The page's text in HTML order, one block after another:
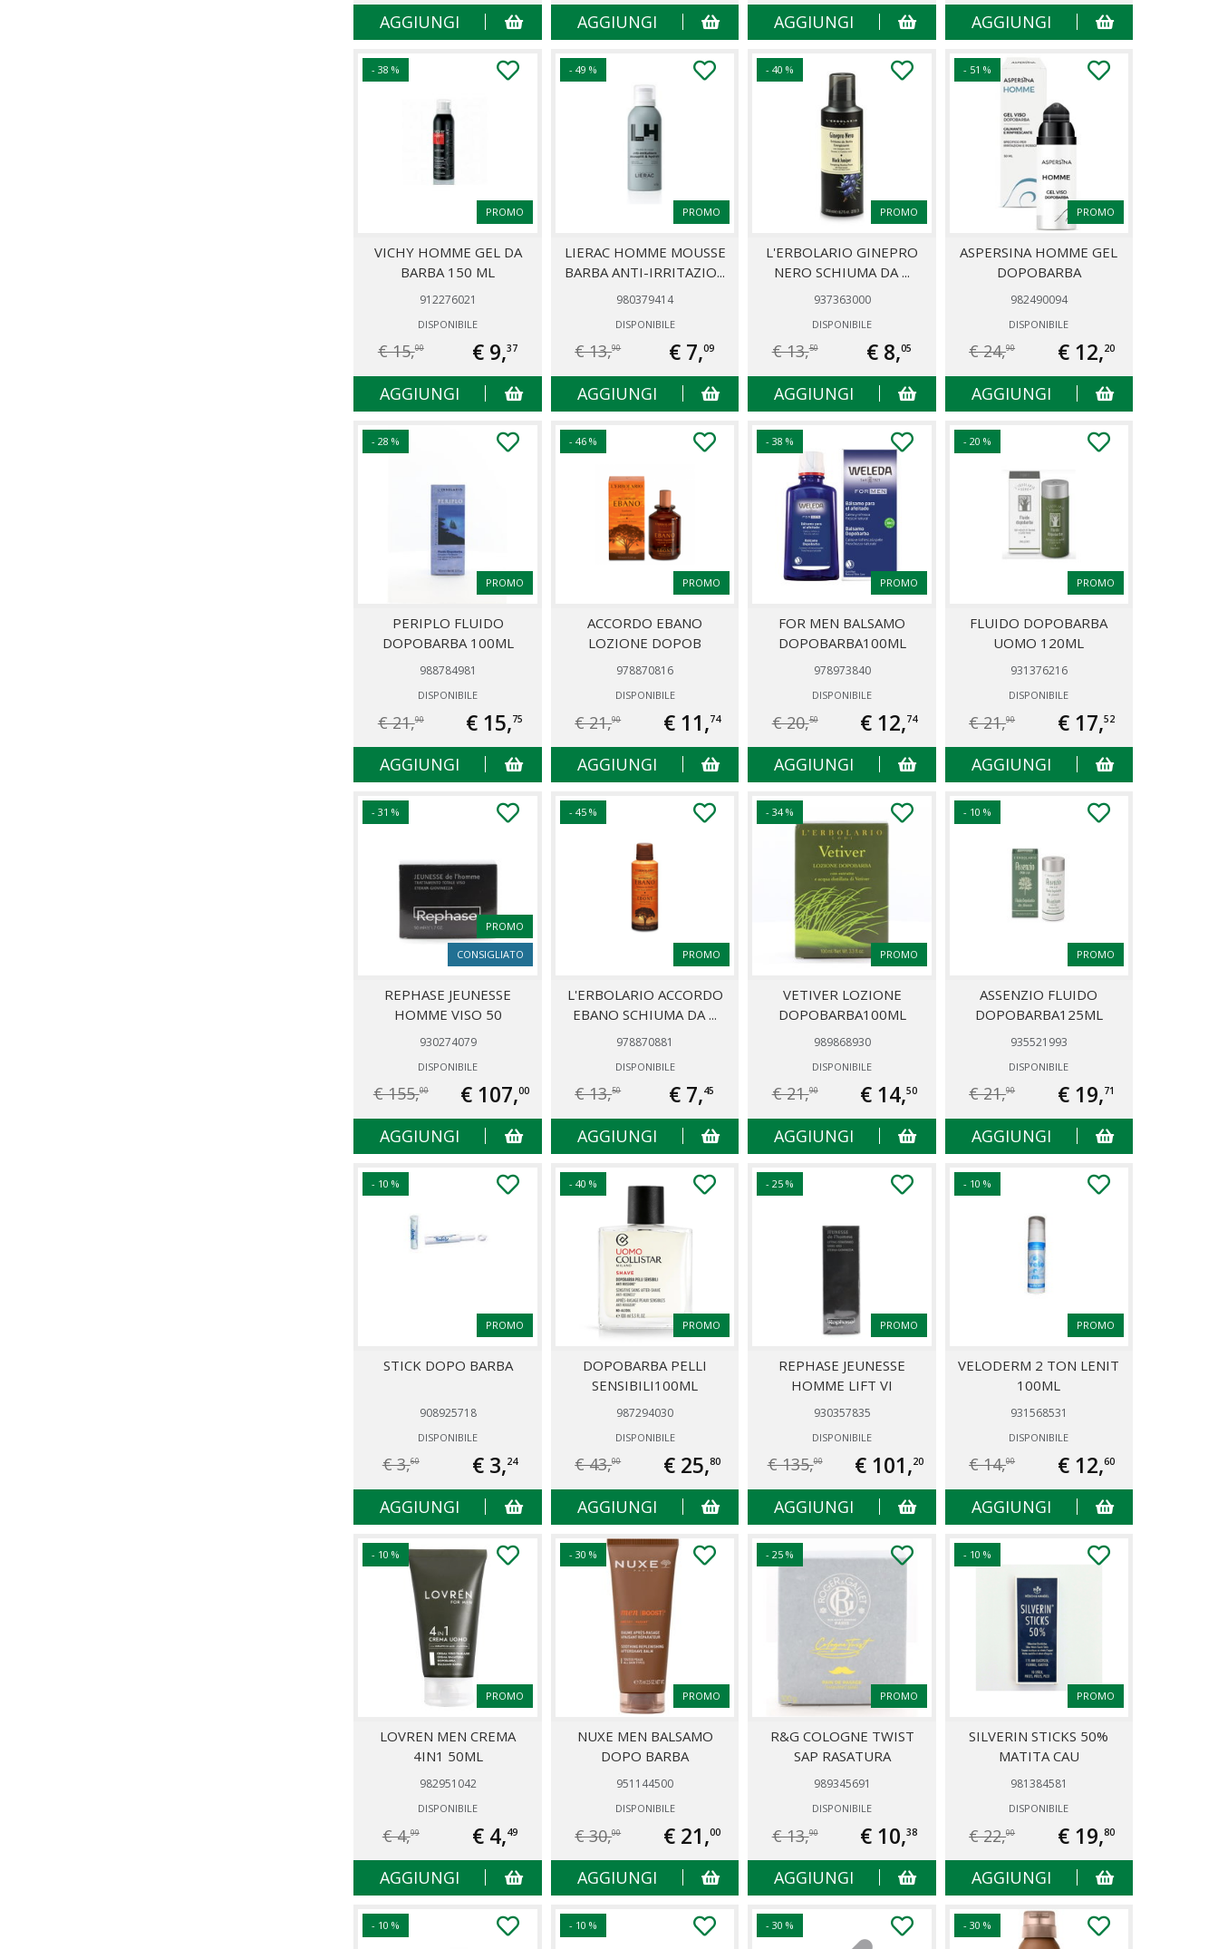
AGGIUNGI AGGIUNGI AGGIUNGI AGGIUNGI
- 38 %
PROMO
VICHY HOMME GEL DA
BARBA 150 ML
912276021
DISPONIBILE
€ 15,00 € 9,37
AGGIUNGI
- 49 %
PROMO
LIERAC HOMME MOUSSE
BARBA ANTI-IRRITAZIO...
980379414
DISPONIBILE
€ 13,90 € 7,09
AGGIUNGI
- 40 %
PROMO
L'ERBOLARIO GINEPRO
NERO SCHIUMA DA ...
937363000
DISPONIBILE
€ 13,50 € 8,05
AGGIUNGI
- 51 %
PROMO
ASPERSINA HOMME GEL
DOPOBARBA
982490094
DISPONIBILE
€ 24,90 € 12,20
AGGIUNGI
- 28 %
PROMO
PERIPLO FLUIDO
DOPOBARBA 100ML
988784981
DISPONIBILE
€ 21,90 € 15,75
AGGIUNGI
- 46 %
PROMO
ACCORDO EBANO
LOZIONE DOPOB
978870816
DISPONIBILE
€ 21,90 € 11,74
AGGIUNGI
- 38 %
PROMO
FOR MEN BALSAMO
DOPOBARBA100ML
978973840
DISPONIBILE
€ 20,50 € 12,74
AGGIUNGI
- 20 %
PROMO
FLUIDO DOPOBARBA
UOMO 120ML
931376216
DISPONIBILE
€ 21,90 € 17,52
AGGIUNGI
- 31 %
PROMO
CONSIGLIATO
REPHASE JEUNESSE
HOMME VISO 50
930274079
DISPONIBILE
€ 155,00 € 107,00
AGGIUNGI
- 45 %
PROMO
L'ERBOLARIO ACCORDO
EBANO SCHIUMA DA ...
978870881
DISPONIBILE
€ 13,50 € 7,45
AGGIUNGI
- 34 %
PROMO
VETIVER LOZIONE
DOPOBARBA100ML
989868930
DISPONIBILE
€ 21,90 € 14,50
AGGIUNGI
- 10 %
PROMO
ASSENZIO FLUIDO
DOPOBARBA125ML
935521993
DISPONIBILE
€ 21,90 € 19,71
AGGIUNGI
- 10 %
PROMO
STICK DOPO BARBA
908925718
DISPONIBILE
€ 3,60 € 3,24
AGGIUNGI
- 40 %
PROMO
DOPOBARBA PELLI
SENSIBILI100ML
987294030
DISPONIBILE
€ 43,00 € 25,80
AGGIUNGI
- 25 %
PROMO
REPHASE JEUNESSE
HOMME LIFT VI
930357835
DISPONIBILE
€ 135,00 € 101,20
AGGIUNGI
- 10 %
PROMO
VELODERM 2 TON LENIT
100ML
931568531
DISPONIBILE
€ 14,00 € 12,60
AGGIUNGI
- 10 %
PROMO
LOVREN MEN CREMA
4IN1 50ML
982951042
DISPONIBILE
€ 4,99 € 4,49
AGGIUNGI
- 30 %
PROMO
NUXE MEN BALSAMO
DOPO BARBA
951144500
DISPONIBILE
€ 30,00 € 21,00
AGGIUNGI
- 25 %
PROMO
R&G COLOGNE TWIST
SAP RASATURA
989345691
DISPONIBILE
€ 13,90 € 10,38
AGGIUNGI
- 10 %
PROMO
SILVERIN STICKS 50%
MATITA CAU
981384581
DISPONIBILE
€ 22,00 € 19,80
AGGIUNGI
- 10 % - 10 % - 30 % - 30 %